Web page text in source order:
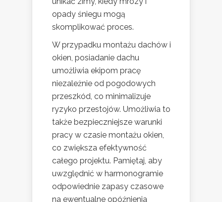
opady śniegu mogą
skomplikować proces.
W przypadku montażu dachów i
okien, posiadanie dachu
umożliwia ekipom pracę
niezależnie od pogodowych
przeszkód, co minimalizuje
ryzyko przestojów. Umożliwia to
także bezpieczniejsze warunki
pracy w czasie montażu okien,
co zwiększa efektywność
całego projektu. Pamiętaj, aby
uwzględnić w harmonogramie
odpowiednie zapasy czasowe
na ewentualne opóźnienia